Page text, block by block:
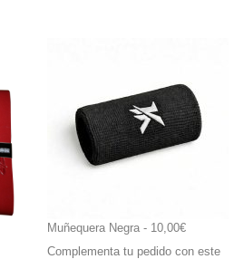
Muñequera Negra - 10,00€
Complementa tu pedido con este